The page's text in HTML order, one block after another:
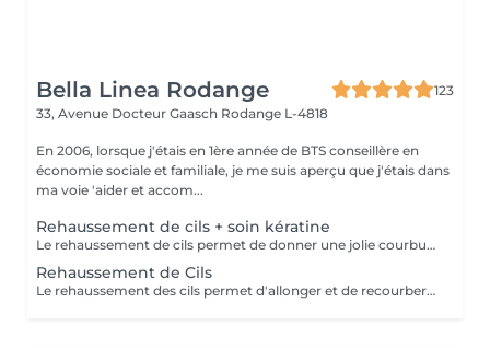
Bella Linea Rodange
123
33, Avenue Docteur Gaasch Rodange L-4818
En 2006, lorsque j'étais en 1ère année de BTS conseillère en
économie sociale et familiale, je me suis aperçu que j'étais dans
ma voie 'aider et accom...
Rehaussement de cils + soin kératine
Le rehaussement de cils permet de donner une jolie courbure à vos cils naturels, dès la racine, afin d'ouvrir le regard et d'apporter un effet bonne mine immédiat. Contrairement aux extensions, cette technique sublime vos propres cils pour un résultat à la fois discret et élégant. Associé au soin à la kératine, ce traitement va bien au-delà de l'aspect esthétique. La kératine nourrit et renforce vos cils en profondeur, les rendant plus résistants et plus souples, tout en leur apportant de la brillance. Vos cils ne sont pas seulement embellis : ils sont protégés et durables dans le temps. Ce soin est idéal pour celles qui souhaitent intensifier leur regard de manière naturelle, tout en prenant soin de la santé de leurs cils.
Rehaussement de Cils
Le rehaussement des cils permet d'allonger et de recourber les cils naturels. Excellente alternative à la pose d'extensions de cils cette technique permet d'obtenir un résultat sublime et naturel sans fragiliser vos cils. Vos cils sont plus recourbés et votre regard sublimé. Vous pouvez maquiller vos cils après 48h. Rien ne change à vos maquillage et demaquillage habituels.